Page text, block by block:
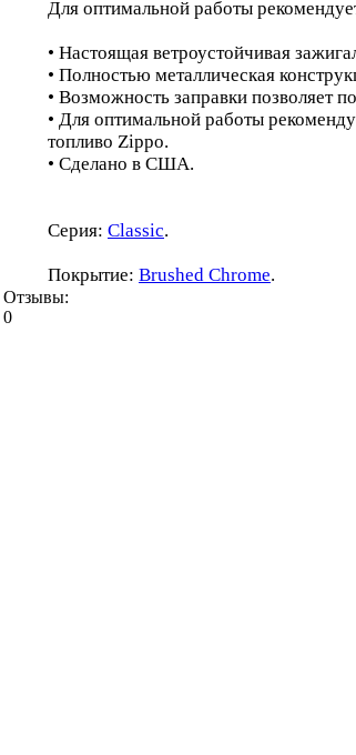
Для оптимальной работы
• Настоящая ветроустойчивая
• Полностью металлическая
• Возможность заправки позволяет
• Для оптимальной работы
топливо Zippo.
• Сделано в США.
Серия: Classic.
Покрытие: Brushed Chrome.
Отзывы:
0